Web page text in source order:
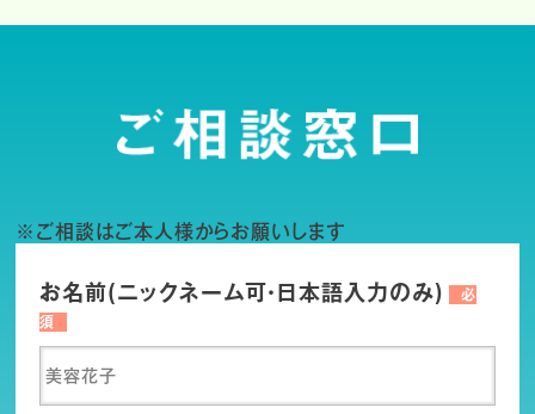
※ご相談はご本人様からお願いします
お名前(ニックネーム可・日本語入力のみ)
必
須